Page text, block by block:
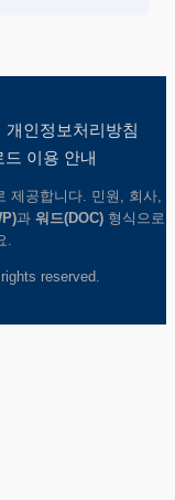
개인정보처리방침
드 이용 안내
제공합니다. 민원, 회사,
과 워드(DOC) 형식으로
.
reserved.